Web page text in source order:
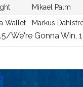
Mikael Palm
Wallet Markus
We're Gonna Win,